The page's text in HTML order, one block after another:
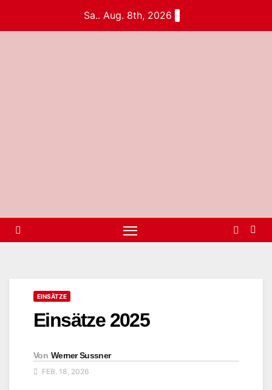
Sa.. Aug. 8th, 2026
EINSÄTZE
Einsätze 2025
Von Werner Sussner
FEB. 18, 2026